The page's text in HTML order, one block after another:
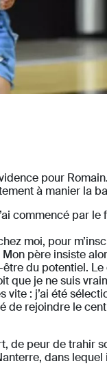
pour
à manier la
commencé par
moi, pour
père insiste
être du potentiel.
que je ne suis
vite : j’ai été
de rejoindre le
de peur de trahir
dans lequel